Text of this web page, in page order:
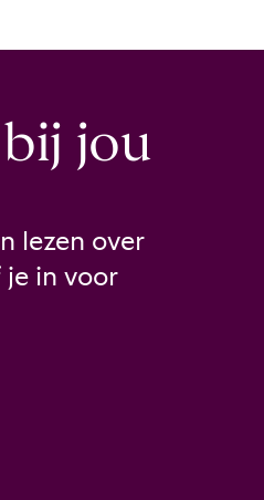
jou
lezen over
je in voor